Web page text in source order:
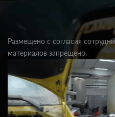
Размещено с согласия
материалов запрещено.